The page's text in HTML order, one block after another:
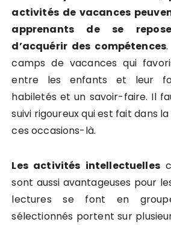
activités de vacances
apprenants de se
d’acquérir des compétences
camps de vacances qui
entre les enfants et leur
habiletés et un savoir-faire. Il
suivi rigoureux qui est fait dans
ces occasions-là.
Les activités intellectuelles
sont aussi avantageuses pour
lectures se font en
sélectionnés portent sur